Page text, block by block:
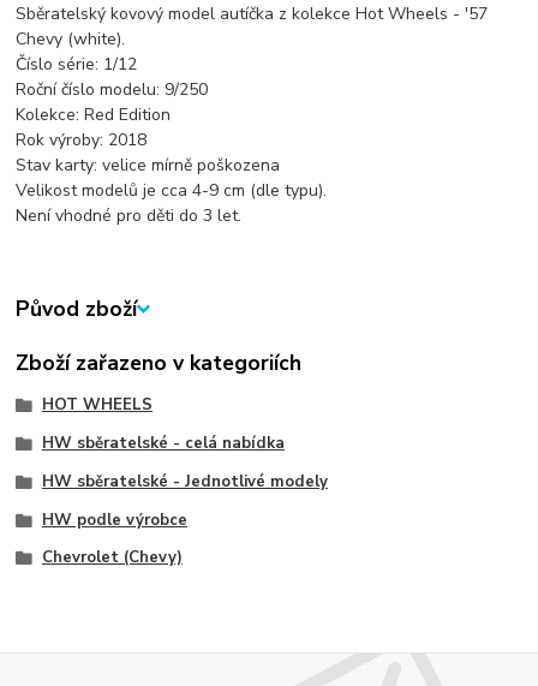
Sběratelský kovový model autíčka z kolekce Hot Wheels - '57
Chevy (white).
Číslo série: 1/12
Roční číslo modelu: 9/250
Kolekce: Red Edition
Rok výroby: 2018
Stav karty: velice mírně poškozena
Velikost modelů je cca 4-9 cm (dle typu).
Není vhodné pro děti do 3 let.
Původ zboží
Zboží zařazeno v kategoriích
HOT WHEELS
HW sběratelské - celá nabídka
HW sběratelské - Jednotlivé modely
HW podle výrobce
Chevrolet (Chevy)